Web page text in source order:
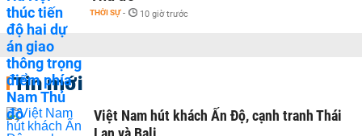
THỜI SỰ - 10 giờ trước
Tin mới
Việt Nam hút khách Ấn Độ, cạnh tranh Thái